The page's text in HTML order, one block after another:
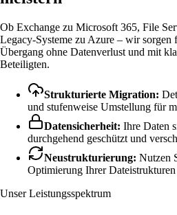
Ob Exchange zu Microsoft 365, File
Legacy-Systeme zu Azure – wir sorgen
Übergang ohne Datenverlust und mit
Beteiligten.
Strukturierte Migration:
und stufenweise Umstellung für
Datensicherheit: Ihre Daten
durchgehend geschützt und
Neustrukturierung: Nutzen
Optimierung Ihrer
Unser Leistungsspektrum